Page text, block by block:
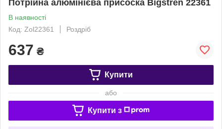
Потрійна алюмінієва присоска Bigstren 22361
В наявності
Код: Zol22361
Роздріб
637 ₴
Купити
або
Купити з